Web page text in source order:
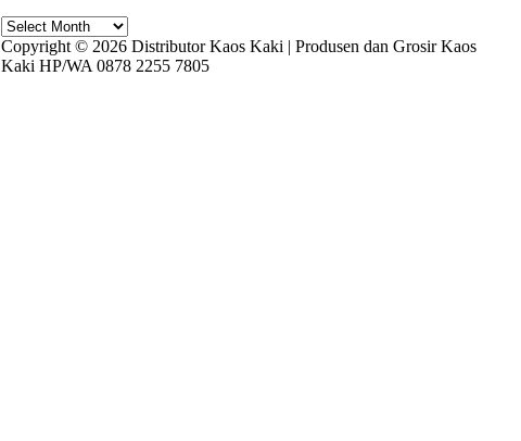
Archives
Copyright © 2026 Distributor Kaos Kaki | Produsen dan Grosir Kaos
Kaki HP/WA 0878 2255 7805